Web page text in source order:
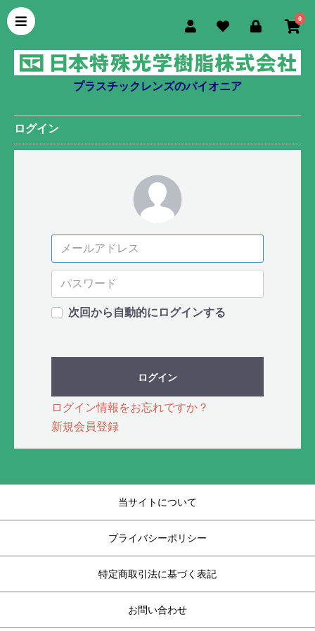
0
プラスチックレンズのパイオニア
ログイン
次回から自動的にログインする
ログイン
ログイン情報をお忘れですか？
新規会員登録
当サイトについて
プライバシーポリシー
特定商取引法に基づく表記
お問い合わせ